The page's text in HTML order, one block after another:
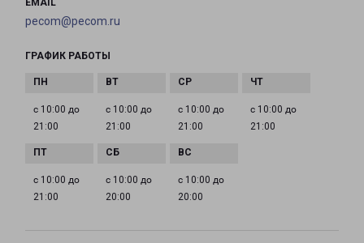
EMAIL
pecom@pecom.ru
ГРАФИК РАБОТЫ
с 10:00 до
21:00
с 10:00 до
21:00
с 10:00 до
21:00
с 10:00 до
21:00
с 10:00 до
21:00
с 10:00 до
20:00
с 10:00 до
20:00